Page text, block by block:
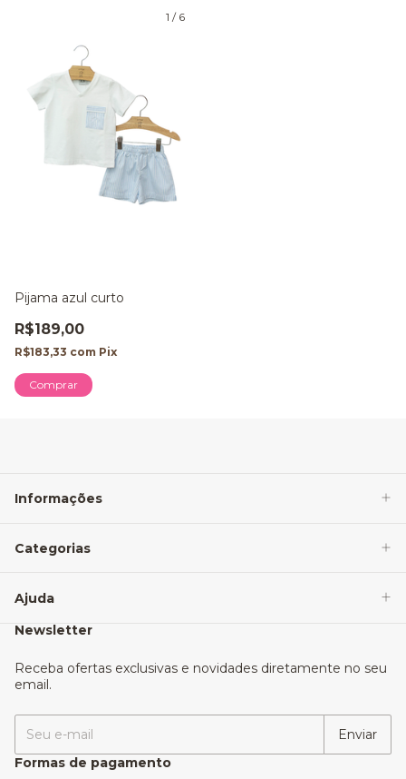
1 / 6
Pijama azul curto
R$189,00
R$183,33 com Pix
Comprar
Informações
Categorias
Ajuda
Newsletter
Receba ofertas exclusivas e novidades diretamente no seu
email.
Formas de pagamento